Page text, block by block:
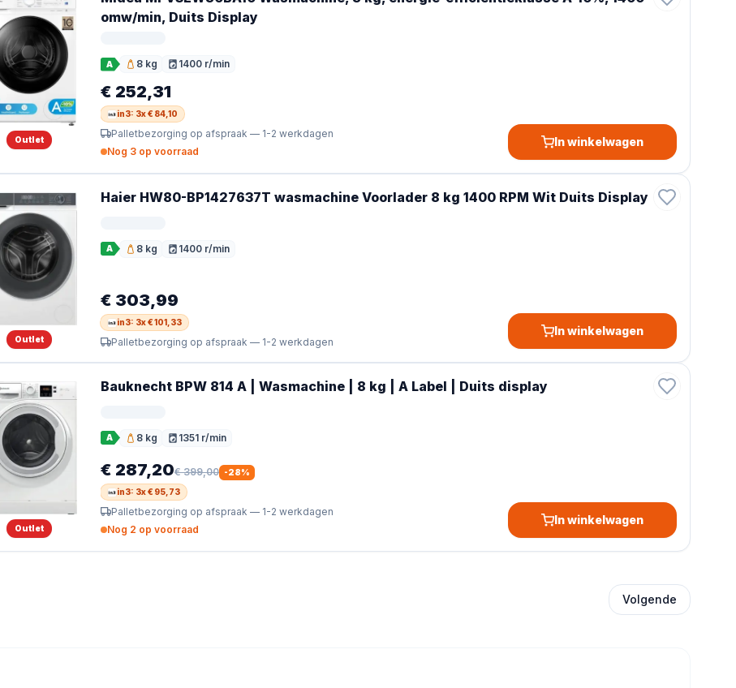
Outlet
omw/min, Duits Display
A 8 kg
Vulgewicht 1400 r/min
Toerental
€ 252,31
in3: 3x € 84,10
Palletbezorging op afspraak — 1-2 werkdagen
Nog 3 op voorraad
In winkelwagen
Outlet
Haier HW80-BP1427637T wasmachine Voorlader 8 kg 1400 RPM Wit Duits Display
A 8 kg
Vulgewicht 1400 r/min
Toerental
€ 303,99
in3: 3x € 101,33
Palletbezorging op afspraak — 1-2 werkdagen
In winkelwagen
Outlet
Bauknecht BPW 814 A | Wasmachine | 8 kg | A Label | Duits display
A 8 kg
Vulgewicht 1351 r/min
Toerental
€ 287,20€ 399,00 -28%
in3: 3x € 95,73
Palletbezorging op afspraak — 1-2 werkdagen
Nog 2 op voorraad
In winkelwagen
Volgende